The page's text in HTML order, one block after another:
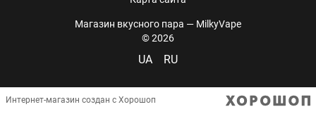
Магазин вкусного пара — MilkyVape
© 2026
UA RU
Интернет-магазин создан с Хорошоп